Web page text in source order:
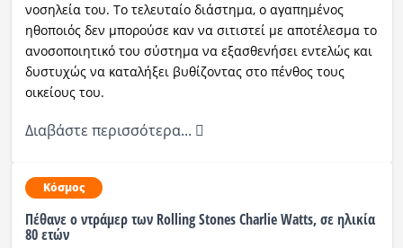
νοσηλεία του. Το τελευταίο διάστημα, ο αγαπημένος
ηθοποιός δεν μπορούσε καν να σιτιστεί με αποτέλεσμα το
ανοσοποιητικό του σύστημα να εξασθενήσει εντελώς και
δυστυχώς να καταλήξει βυθίζοντας στο πένθος τους
οικείους του.
Διαβάστε περισσότερα...
Κόσμος
Πέθανε ο ντράμερ των Rolling Stones Charlie Watts, σε ηλικία
80 ετών